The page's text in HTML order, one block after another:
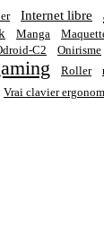
Internet libre
Manga
C2 Onirisme
Roller
Vrai clavier